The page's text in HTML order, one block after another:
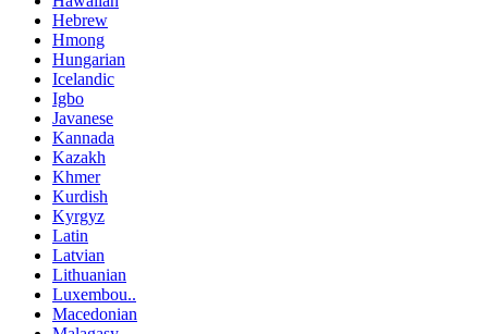
Hebrew
Hmong
Hungarian
Icelandic
Igbo
Javanese
Kannada
Kazakh
Khmer
Kurdish
Kyrgyz
Latin
Latvian
Lithuanian
Luxembou..
Macedonian